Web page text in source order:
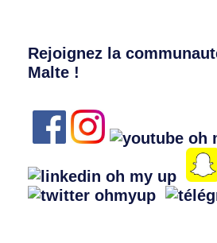
Rejoignez la
Malte !